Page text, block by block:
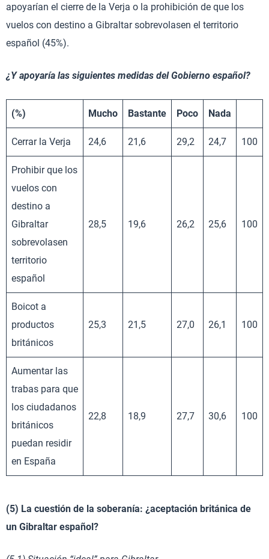
apoyarían el cierre de la Verja o la prohibición de que los
vuelos con destino a Gibraltar sobrevolasen el territorio
español (45%).
¿Y apoyaría las siguientes medidas del Gobierno español?
(%) Mucho Bastante Poco Nada
Cerrar la Verja 24,6 21,6 29,2 24,7 100
Prohibir que los
vuelos con
destino a
Gibraltar
sobrevolasen
territorio
español
28,5 19,6 26,2 25,6 100
Boicot a
productos
británicos
25,3 21,5 27,0 26,1 100
Aumentar las
trabas para que
los ciudadanos
británicos
puedan residir
en España
22,8 18,9 27,7 30,6 100
(5) La cuestión de la soberanía: ¿aceptación británica de
un Gibraltar español?